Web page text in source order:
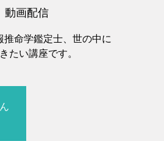
画配信
命学鑑定士、世の中に
たい講座です。